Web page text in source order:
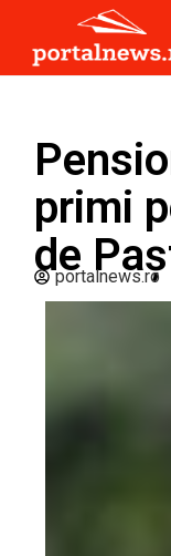
primi
de
portalnews.ro